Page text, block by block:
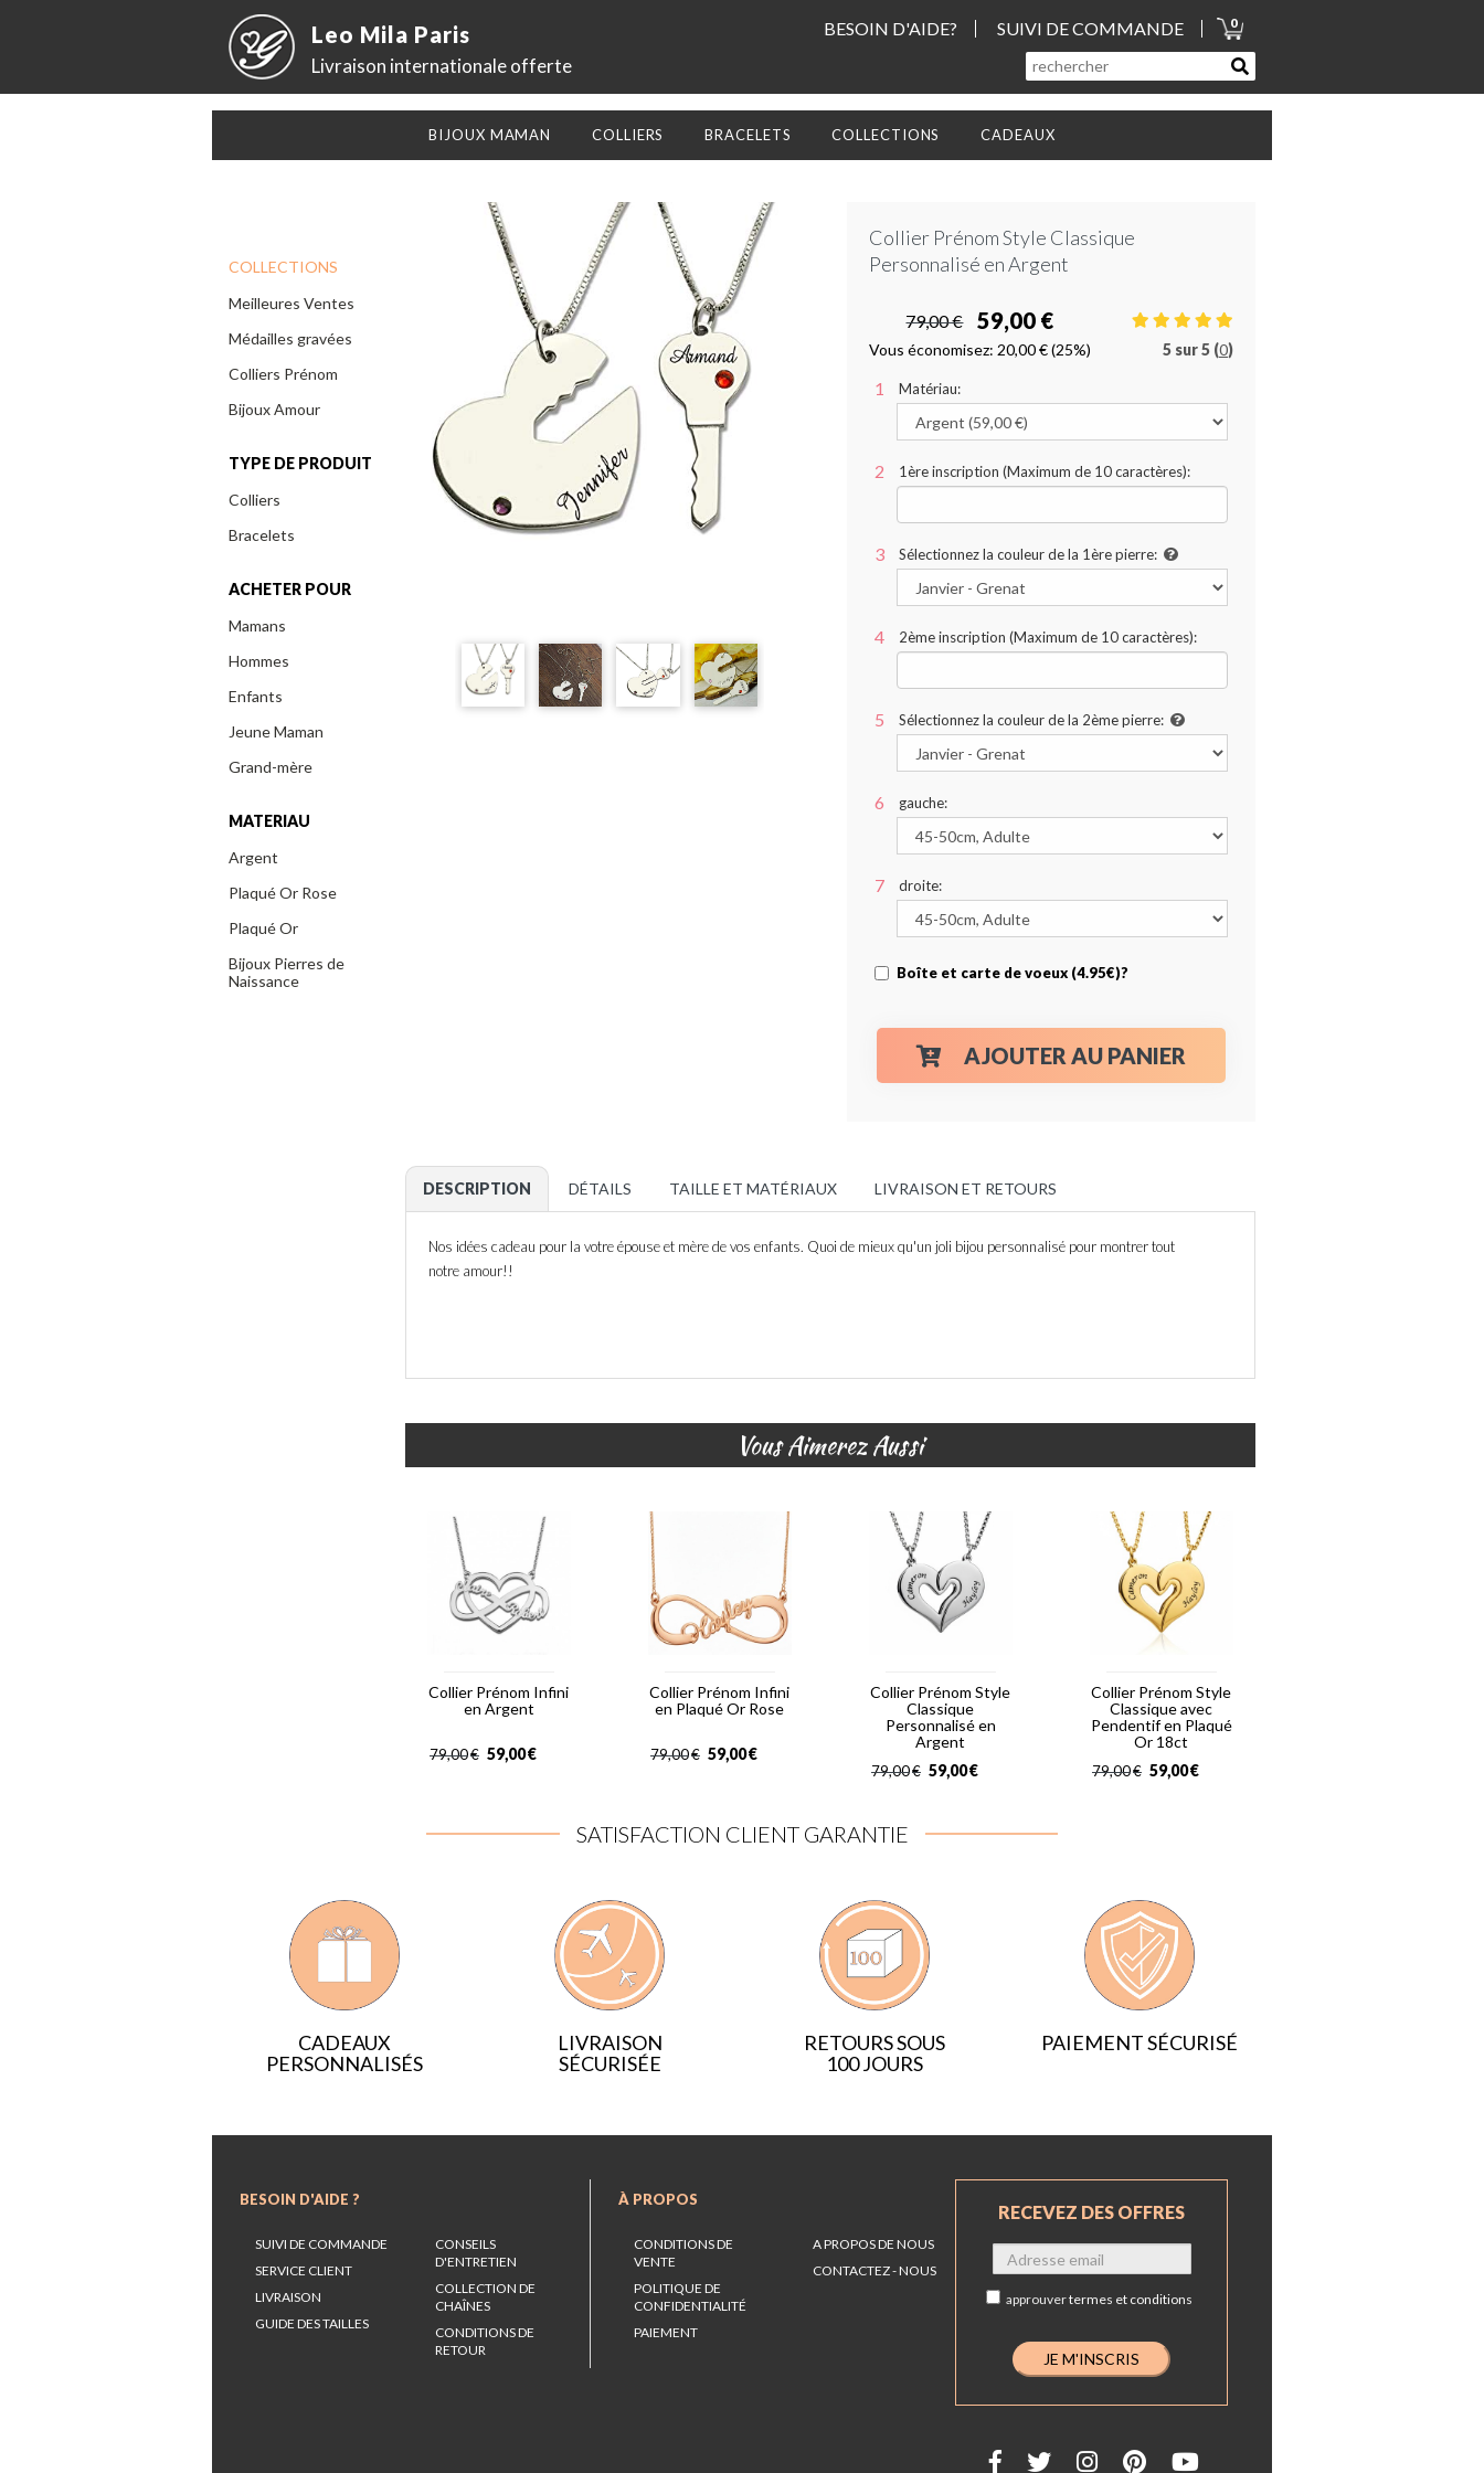
Leo Mila Paris
Livraison internationale offerte
BESOIN D'AIDE? SUIVI DE COMMANDE 0
BIJOUX MAMAN COLLIERS BRACELETS COLLECTIONS CADEAUX
COLLECTIONS
Meilleures Ventes
Médailles gravées
Colliers Prénom
Bijoux Amour
TYPE DE PRODUIT
Colliers
Bracelets
ACHETER POUR
Mamans
Hommes
Enfants
Jeune Maman
Grand-mère
MATERIAU
Argent
Plaqué Or Rose
Plaqué Or
Bijoux Pierres de
Naissance
Collier Prénom Style Classique
Personnalisé en Argent
79,00 € 59,00 €
Vous économisez: 20,00 €(25%) 5 sur5 (0)
Matériau:
1ère inscription (Maximum de 10 caractères):
Sélectionnez la couleur de la 1ère pierre:
2ème inscription (Maximum de 10 caractères):
Sélectionnez la couleur de la 2ème pierre:
gauche:
droite:
Boîte et carte de voeux (4.95€)?
AJOUTER AU PANIER
DESCRIPTION DÉTAILS TAILLE ET MATÉRIAUX LIVRAISON ET RETOURS
Nos idées cadeau pour la votre épouse et mère de vos enfants. Quoi de mieux qu'un joli bijou personnalisé pour montrer tout
notre amour!!
Vous Aimerez Aussi
Collier Prénom Infini
en Argent
€
79,00 €
59,00
Collier Prénom Infini
en Plaqué Or Rose
€
79,00 €
59,00
Collier Prénom Style
Classique
Personnalisé en
Argent
€
79,00 €
59,00
Collier Prénom Style
Classique avec
Pendentif en Plaqué
Or 18ct
€
79,00 €
59,00
SATISFACTION CLIENT GARANTIE
RETOURS SOUS
100 JOURS
PAIEMENT SÉCURISÉ
CADEAUX
PERSONNALISÉS
LIVRAISON
SÉCURISÉE
BESOIN D'AIDE ?
SUIVI DE COMMANDE
SERVICE CLIENT
LIVRAISON
GUIDE DES TAILLES
CONSEILS
D'ENTRETIEN
COLLECTION DE
CHAÎNES
CONDITIONS DE
RETOUR
À PROPOS
CONDITIONS DE
VENTE
POLITIQUE DE
CONFIDENTIALITÉ
PAIEMENT
A PROPOS DE NOUS
CONTACTEZ - NOUS
RECEVEZ DES OFFRES
approuvertermes et conditions